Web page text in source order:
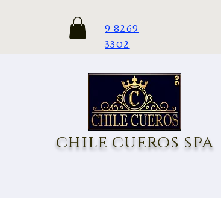
9 8269
3302
chile cueros spa